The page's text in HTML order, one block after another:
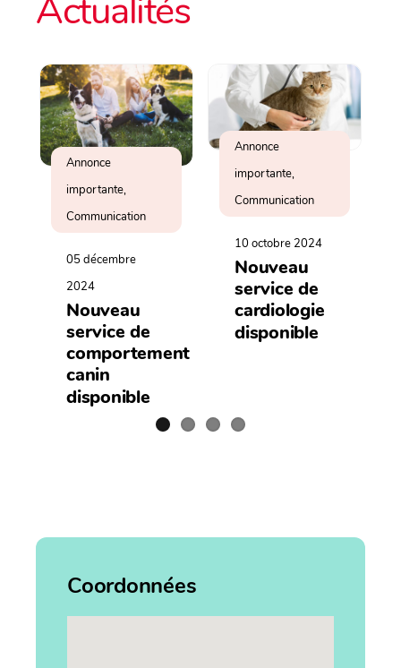
Actualités
Annonce
importante,
Communication
05 décembre
2024
Nouveau
service de
comportement
canin
disponible
Annonce
importante,
Communication
10 octobre 2024
Nouveau
service de
cardiologie
disponible
Coordonnées